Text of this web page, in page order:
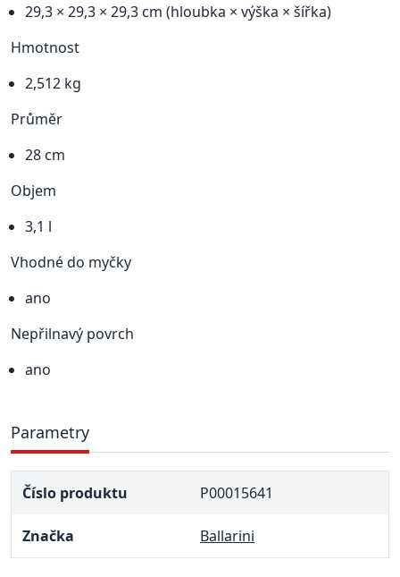
29,3 × 29,3 × 29,3 cm (hloubka × výška × šířka)
Hmotnost
2,512 kg
Průměr
28 cm
Objem
3,1 l
Vhodné do myčky
ano
Nepřilnavý povrch
ano
Parametry
Číslo produktu P00015641
Značka Ballarini